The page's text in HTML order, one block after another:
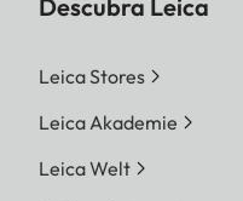
Descubra Leica
Leica Stores
Leica Akademie
Leica Welt